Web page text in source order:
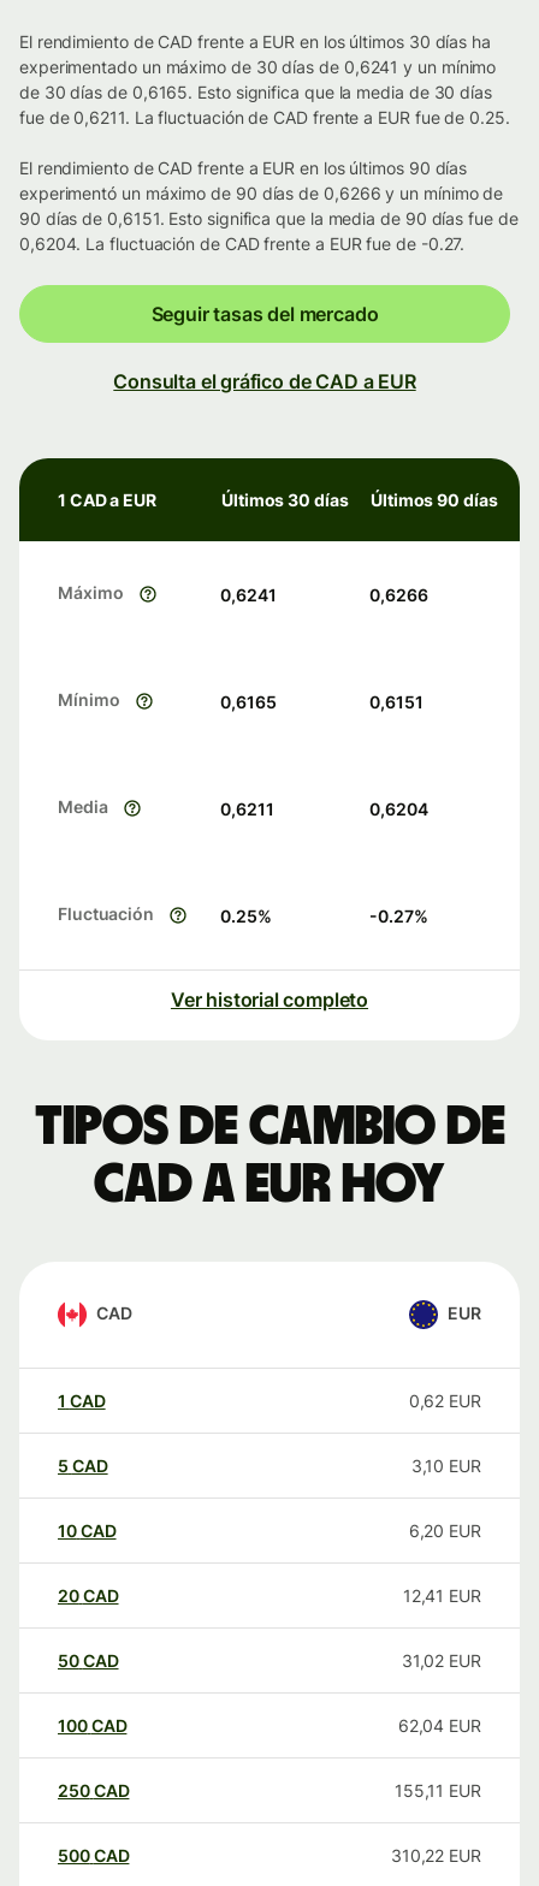
El rendimiento de CAD frente a EUR en los últimos 30 días ha
experimentado un máximo de 30 días de 0,6241 y un mínimo
de 30 días de 0,6165. Esto significa que la media de 30 días
fue de 0,6211. La fluctuación de CAD frente a EUR fue de 0.25.
El rendimiento de CAD frente a EUR en los últimos 90 días
experimentó un máximo de 90 días de 0,6266 y un mínimo de
90 días de 0,6151. Esto significa que la media de 90 días fue de
0,6204. La fluctuación de CAD frente a EUR fue de -0.27.
Seguir tasas del mercado
Consulta el gráfico de CAD a EUR
1 CAD a EUR Últimos 30 días Últimos 90 días
Máximo 0,6241 0,6266
Mínimo 0,6165 0,6151
Media 0,6211 0,6204
Fluctuación 0.25% -0.27%
Ver historial completo
Tipos de cambio de
CAD a EUR hoy
CAD EUR
1 CAD 0,62 EUR
5 CAD 3,10 EUR
10CAD 6,20 EUR
20CAD 12,41 EUR
50CAD 31,02 EUR
100CAD 62,04 EUR
250CAD 155,11 EUR
500CAD 310,22 EUR